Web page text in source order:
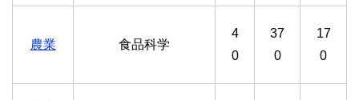
農業 食品科学
4
0
37
0
17
0